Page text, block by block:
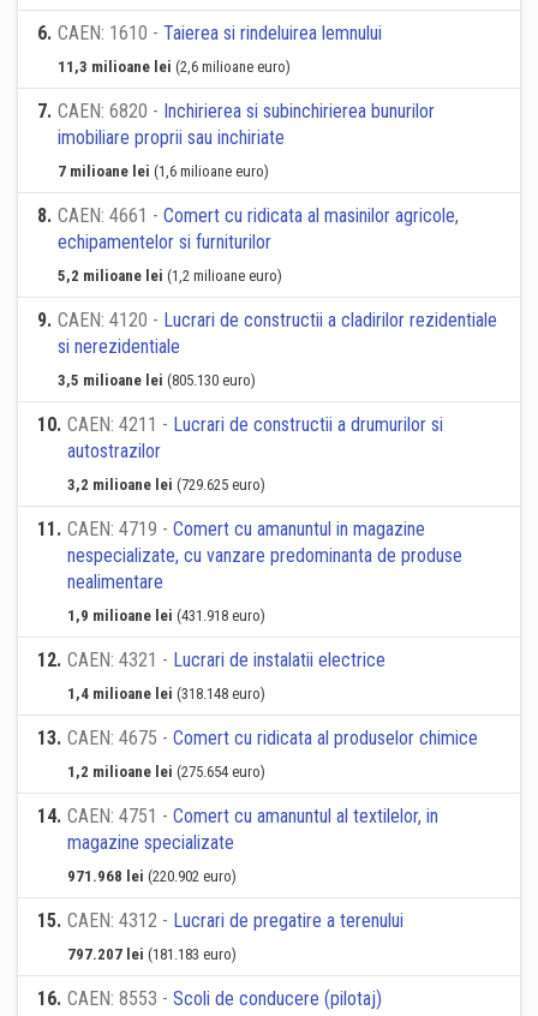
6. CAEN: 1610 - Taierea si rindeluirea lemnului
11,3 milioane lei (2,6 milioane euro)
7. CAEN: 6820 - Inchirierea si subinchirierea bunurilor
imobiliare proprii sau inchiriate
7 milioane lei (1,6 milioane euro)
8. CAEN: 4661 - Comert cu ridicata al masinilor agricole,
echipamentelor si furniturilor
5,2 milioane lei (1,2 milioane euro)
9. CAEN: 4120 - Lucrari de constructii a cladirilor rezidentiale
si nerezidentiale
3,5 milioane lei (805.130 euro)
10. CAEN: 4211 - Lucrari de constructii a drumurilor si
autostrazilor
3,2 milioane lei (729.625 euro)
11. CAEN: 4719 - Comert cu amanuntul in magazine
nespecializate, cu vanzare predominanta de produse
nealimentare
1,9 milioane lei (431.918 euro)
12. CAEN: 4321 - Lucrari de instalatii electrice
1,4 milioane lei (318.148 euro)
13. CAEN: 4675 - Comert cu ridicata al produselor chimice
1,2 milioane lei (275.654 euro)
14. CAEN: 4751 - Comert cu amanuntul al textilelor, in
magazine specializate
971.968 lei (220.902 euro)
15. CAEN: 4312 - Lucrari de pregatire a terenului
797.207 lei (181.183 euro)
16. CAEN: 8553 - Scoli de conducere (pilotaj)